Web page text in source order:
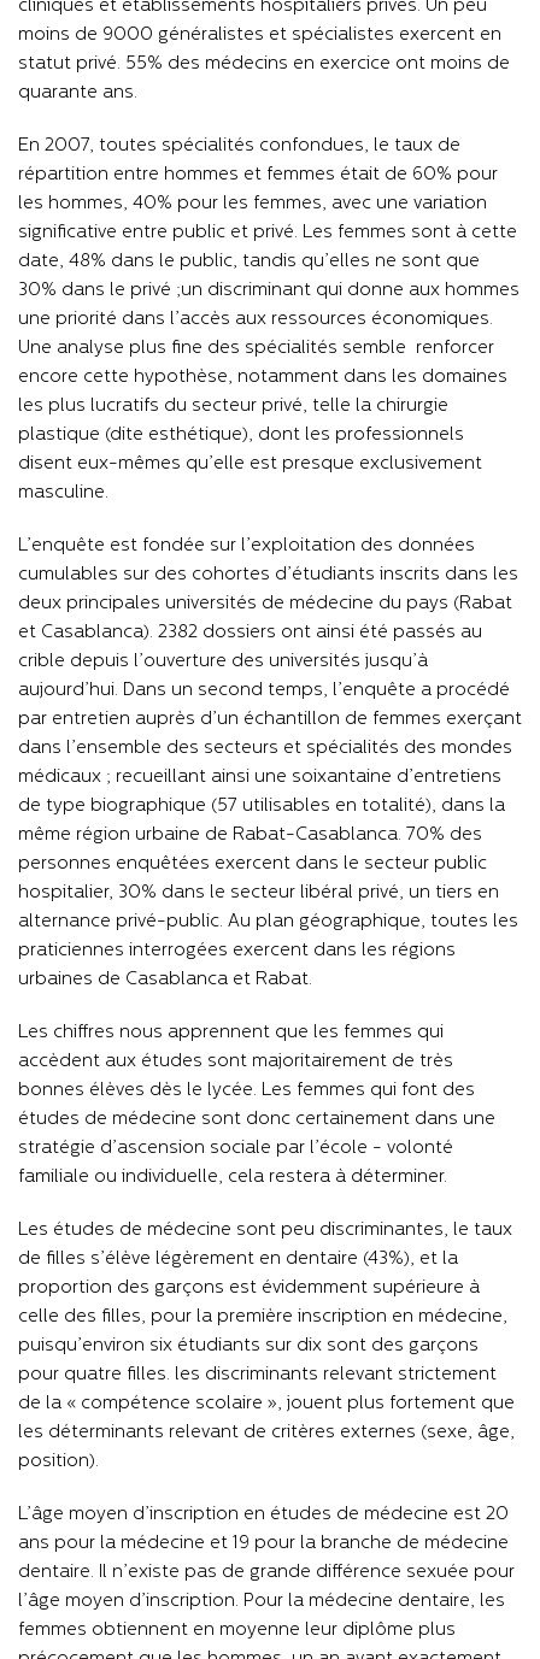
cliniques et établissements hospitaliers privés. Un peu
moins de 9000 généralistes et spécialistes exercent en
statut privé. 55% des médecins en exercice ont moins de
quarante ans.
En 2007, toutes spécialités confondues, le taux de
répartition entre hommes et femmes était de 60% pour
les hommes, 40% pour les femmes, avec une variation
significative entre public et privé. Les femmes sont à cette
date, 48% dans le public, tandis qu’elles ne sont que
30% dans le privé ;un discriminant qui donne aux hommes
une priorité dans l’accès aux ressources économiques.
Une analyse plus fine des spécialités semble renforcer
encore cette hypothèse, notamment dans les domaines
les plus lucratifs du secteur privé, telle la chirurgie
plastique (dite esthétique), dont les professionnels
disent eux-mêmes qu’elle est presque exclusivement
masculine.
L’enquête est fondée sur l’exploitation des données
cumulables sur des cohortes d’étudiants inscrits dans les
deux principales universités de médecine du pays (Rabat
et Casablanca). 2382 dossiers ont ainsi été passés au
crible depuis l’ouverture des universités jusqu’à
aujourd’hui. Dans un second temps, l’enquête a procédé
par entretien auprès d’un échantillon de femmes exerçant
dans l’ensemble des secteurs et spécialités des mondes
médicaux ; recueillant ainsi une soixantaine d’entretiens
de type biographique (57 utilisables en totalité), dans la
même région urbaine de Rabat-Casablanca. 70% des
personnes enquêtées exercent dans le secteur public
hospitalier, 30% dans le secteur libéral privé, un tiers en
alternance privé-public. Au plan géographique, toutes les
praticiennes interrogées exercent dans les régions
urbaines de Casablanca et Rabat.
Les chiffres nous apprennent que les femmes qui
accèdent aux études sont majoritairement de très
bonnes élèves dès le lycée. Les femmes qui font des
études de médecine sont donc certainement dans une
stratégie d’ascension sociale par l’école - volonté
familiale ou individuelle, cela restera à déterminer.
Les études de médecine sont peu discriminantes, le taux
de filles s’élève légèrement en dentaire (43%), et la
proportion des garçons est évidemment supérieure à
celle des filles, pour la première inscription en médecine,
puisqu’environ six étudiants sur dix sont des garçons
pour quatre filles. les discriminants relevant strictement
de la « compétence scolaire », jouent plus fortement que
les déterminants relevant de critères externes (sexe, âge,
position).
L’âge moyen d’inscription en études de médecine est 20
ans pour la médecine et 19 pour la branche de médecine
dentaire. Il n’existe pas de grande différence sexuée pour
l’âge moyen d’inscription. Pour la médecine dentaire, les
femmes obtiennent en moyenne leur diplôme plus